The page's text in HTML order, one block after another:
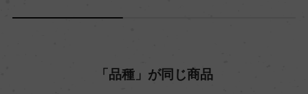
「品種」が同じ商品